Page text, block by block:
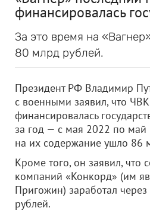
финансировалась
За это время на
80 млрд рублей.
Президент РФ Владимир
с военными заявил, что
финансировалась
за год — с мая 2022 по
на их содержание ушло 86
Кроме того, он заявил, что
компаний «Конкорд» (им
Пригожин) заработал
рублей.